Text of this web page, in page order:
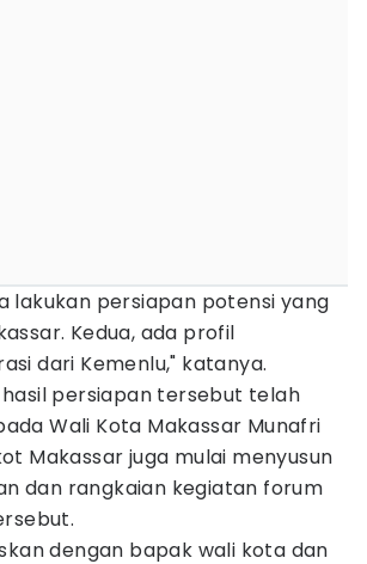
lakukan persiapan potensi yang
Kedua, ada profil
dari Kemenlu," katanya.
persiapan tersebut telah
Wali Kota Makassar Munafri
Makassar juga mulai menyusun
dan rangkaian kegiatan forum
dengan bapak wali kota dan